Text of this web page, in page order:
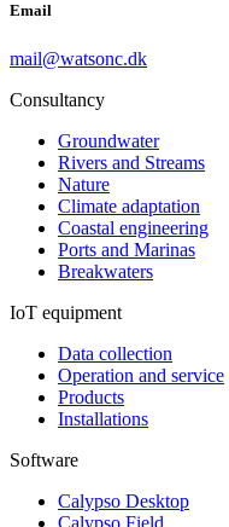
Email
mail@watsonc.dk
Consultancy
Groundwater
Rivers and Streams
Nature
Climate adaptation
Coastal engineering
Ports and Marinas
Breakwaters
IoT equipment
Data collection
Operation and service
Products
Installations
Software
Calypso Desktop
Calypso Field